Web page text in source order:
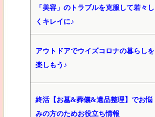
「美容」のトラブルを克服して若々し
くキレイに♪
アウトドアでウイズコロナの暮らしを
楽しもう♪
終活【お墓&葬儀&遺品整理】でお悩
みの方のためお役立ち情報